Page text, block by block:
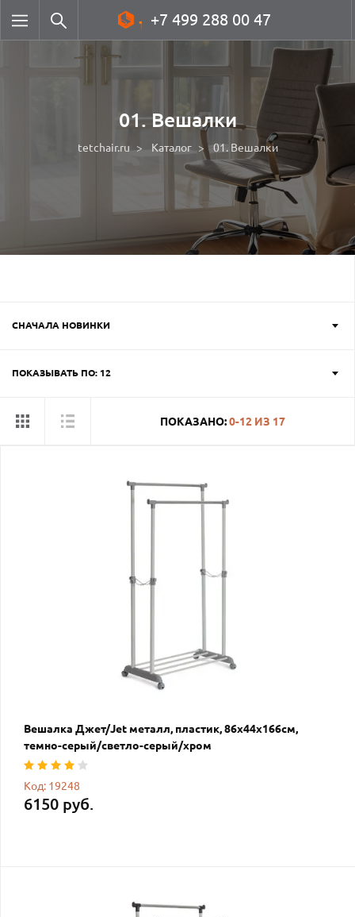
+7 499 288 00 47
01. Вешалки
tetchair.ru Каталог 01. Вешалки
СНАЧАЛА НОВИНКИ
ПОКАЗЫВАТЬ ПО: 12
ПОКАЗАНО:0-12ИЗ 17
Вешалка Джет/Jet металл, пластик, 86х44х166см,
темно-серый/светло-серый/хром
Код: 19248
6150 руб.